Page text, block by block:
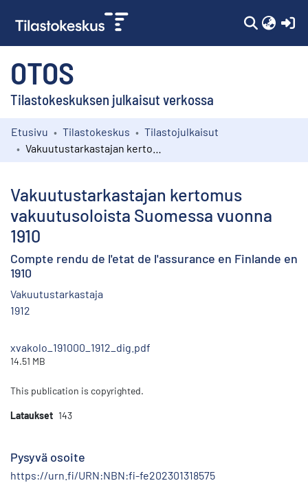
OTOS
Tilastokeskuksen julkaisut verkossa
Kokoelmat
Etusivu Tilastokeskus
Tilastojulkaisut
Vakuutustarkastajan kertomus
vakuutusoloista Suomessa vuonna
1910
Compte rendu de l'etat de l'assurance en Finlande en
1910
Vakuutustarkastaja
1912
xvakolo_191000_1912_dig.pdf
14.51 MB
This publication is copyrighted.
Lataukset 143
Pysyvä osoite
https://urn.fi/URN:NBN:fi-fe202301318575